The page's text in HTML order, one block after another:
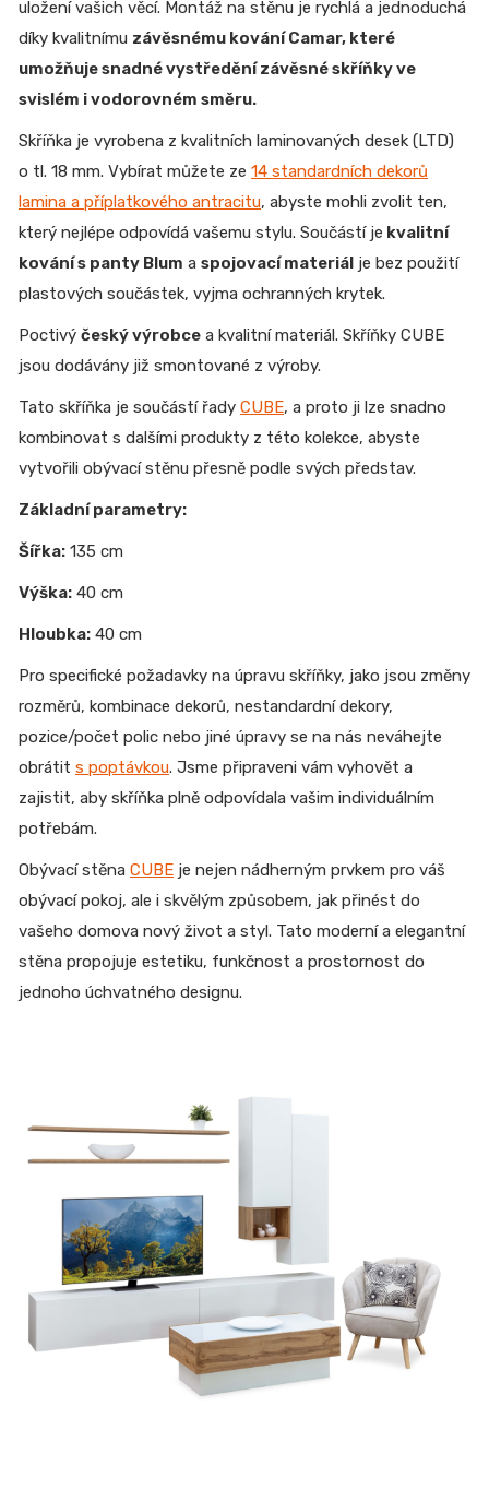
uložení vašich věcí. Montáž na stěnu je rychlá a jednoduchá
díky kvalitnímu závěsnému kování Camar, které
umožňuje snadné vystředění závěsné skříňky ve
svislém i vodorovném směru.
Skříňka je vyrobena z kvalitních laminovaných desek (LTD)
o tl. 18 mm. Vybírat můžete ze 14 standardních dekorů
lamina a příplatkového antracitu, abyste mohli zvolit ten,
který nejlépe odpovídá vašemu stylu. Součástí je kvalitní
kování s panty Blum a spojovací materiál je bez použití
plastových součástek, vyjma ochranných krytek.
Poctivý český výrobce a kvalitní materiál. Skříňky CUBE
jsou dodávány již smontované z výroby.
Tato skříňka je součástí řady CUBE, a proto ji lze snadno
kombinovat s dalšími produkty z této kolekce, abyste
vytvořili obývací stěnu přesně podle svých představ.
Základní parametry:
Šířka: 135 cm
Výška: 40 cm
Hloubka: 40 cm
Pro specifické požadavky na úpravu skříňky, jako jsou změny
rozměrů, kombinace dekorů, nestandardní dekory,
pozice/počet polic nebo jiné úpravy se na nás neváhejte
obrátit s poptávkou. Jsme připraveni vám vyhovět a
zajistit, aby skříňka plně odpovídala vašim individuálním
potřebám.
Obývací stěna CUBE je nejen nádherným prvkem pro váš
obývací pokoj, ale i skvělým způsobem, jak přinést do
vašeho domova nový život a styl. Tato moderní a elegantní
stěna propojuje estetiku, funkčnost a prostornost do
jednoho úchvatného designu.